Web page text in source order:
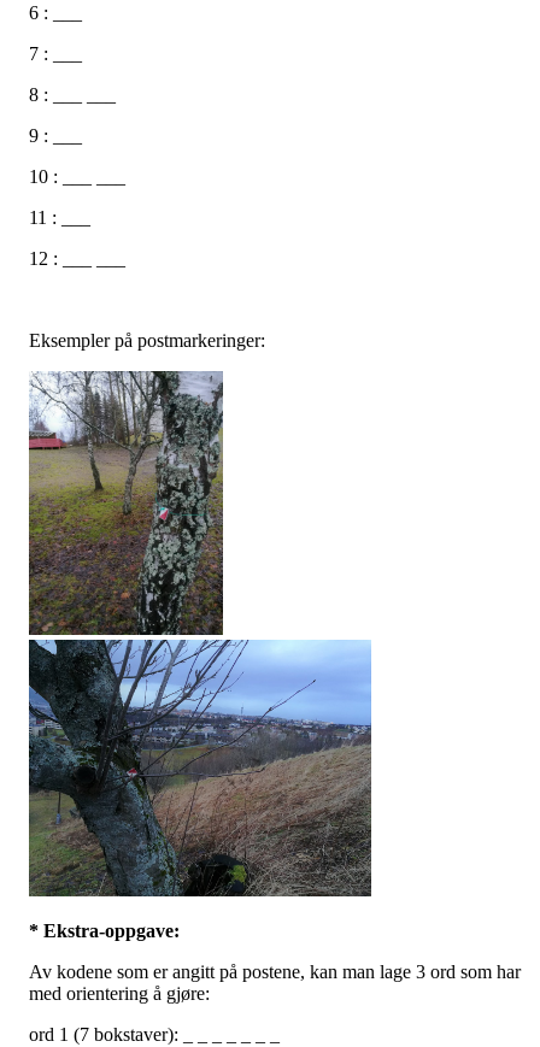
6 : ___
7 : ___
8 : ___ ___
9 : ___
10 : ___ ___
11 : ___
12 : ___ ___
Eksempler på postmarkeringer:
* Ekstra-oppgave:
Av kodene som er angitt på postene, kan man lage 3 ord som har
med orientering å gjøre:
ord 1 (7 bokstaver): _ _ _ _ _ _ _